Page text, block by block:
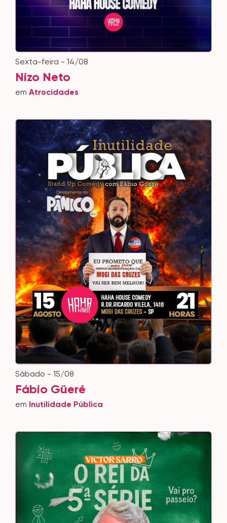
sexta-feira - 14/08
Nizo Neto
em Atrocidades
sábado - 15/08
Fábio Güeré
em Inutilidade Pública